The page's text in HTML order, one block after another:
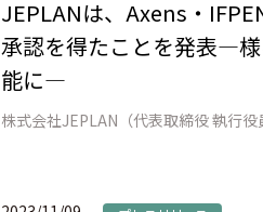
JEPLANは、Axens・
承認を得たことを発表―
能に―